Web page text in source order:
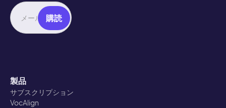
製品
サブスクリプション
VocAlign